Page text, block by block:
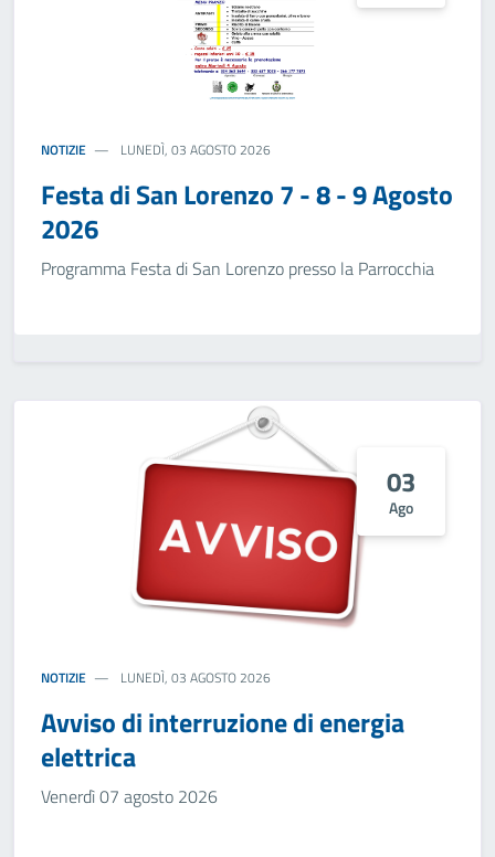
NOTIZIE LUNEDÌ, 03 AGOSTO 2026
Festa di San Lorenzo 7 - 8 - 9 Agosto
2026
Programma Festa di San Lorenzo presso la Parrocchia
03
Ago
NOTIZIE LUNEDÌ, 03 AGOSTO 2026
Avviso di interruzione di energia
elettrica
Venerdì 07 agosto 2026